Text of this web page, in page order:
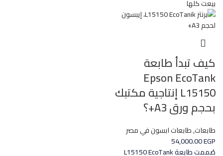
بيعت كلها
كيف تبدأ طابعة
Epson EcoTank
L15150 إنتاجية مكتبك
بحجم ورق A3+؟
طابعات,طابعات ابسون في مصر
54,000.00EGP
صُممت طابعة L15150 EcoTank